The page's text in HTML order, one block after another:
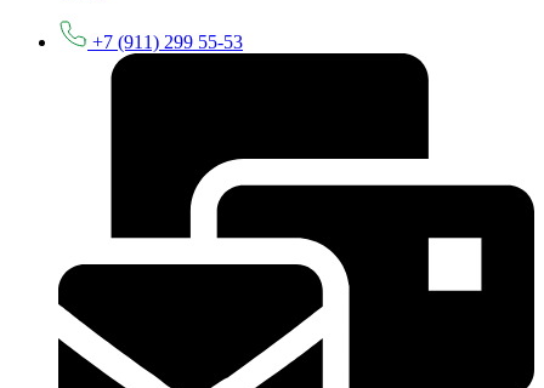
+7 (911) 299 55-53